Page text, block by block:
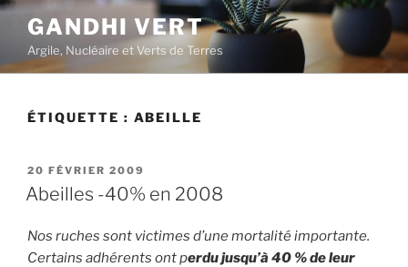
Aller
contenu
principal
GANDHI VERT
Argile, Nucléaire et Verts de Terres
ÉTIQUETTE : ABEILLE
PUBLIÉ
LE
20 FÉVRIER 2009
Abeilles -40% en 2008
Nos ruches sont victimes d’une mortalité importante.
Certains adhérents ont perdu jusqu’à 40 % de leur